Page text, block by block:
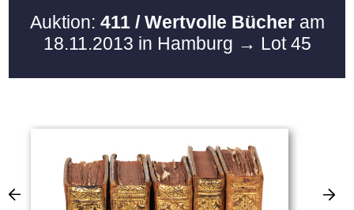
Auktion: 411 / Wertvolle Bücheram
18.11.2013 in Hamburg → Lot 45